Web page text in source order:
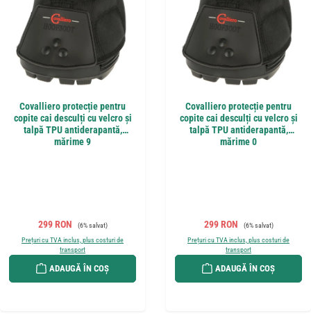
Covalliero protecție pentru
copite cai desculți cu velcro și
talpă TPU antiderapantă,
mărime 9
Preț de vânzare:
299 RON Preț obișnuit:
(6% salvat)
Prețuri cu TVA inclus, plus costuri de
transport
ADAUGĂ ÎN COȘ
Covalliero protecție pentru
copite cai desculți cu velcro și
talpă TPU antiderapantă,
mărime 0
Preț de vânzare:
299 RON Preț obișnuit:
(6% salvat)
Prețuri cu TVA inclus, plus costuri de
transport
ADAUGĂ ÎN COȘ